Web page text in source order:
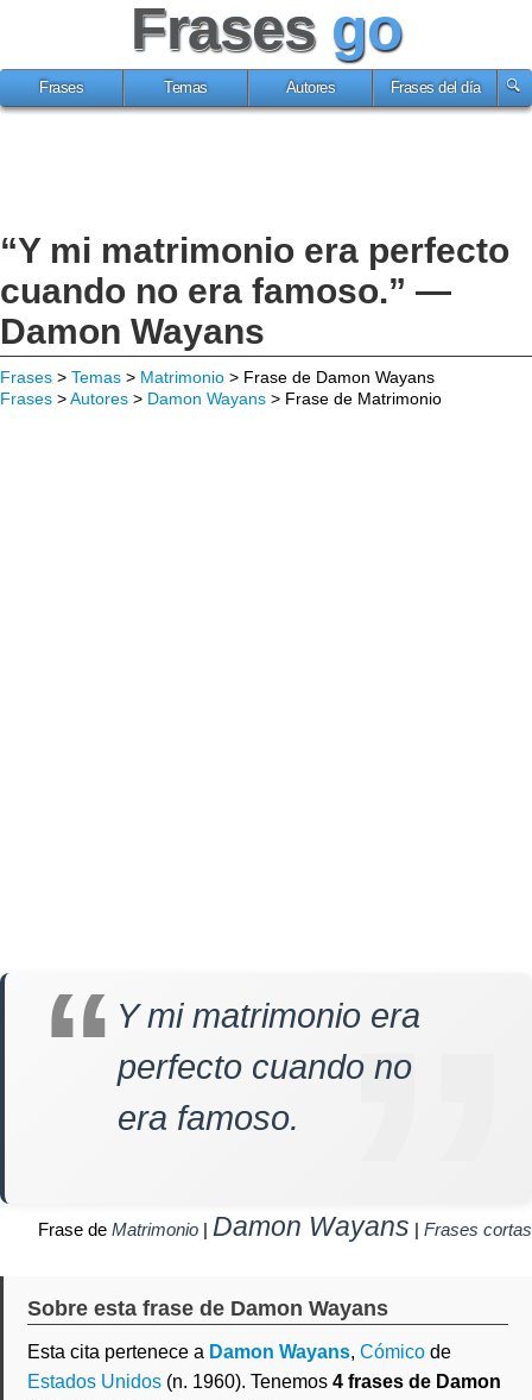
Frases go
Frases Temas Autores Frases del día
“Y mi matrimonio era perfecto
cuando no era famoso.” —
Damon Wayans
Frases > Temas > Matrimonio > Frase de Damon Wayans
Frases >Autores > Damon Wayans > Frase de Matrimonio
Y mi matrimonio era
perfecto cuando no
era famoso.
Frase de Matrimonio | Damon Wayans | Frases cortas
Sobre esta frase de Damon Wayans
Esta cita pertenece a Damon Wayans, Cómico de
Estados Unidos (n. 1960). Tenemos 4 frases de Damon